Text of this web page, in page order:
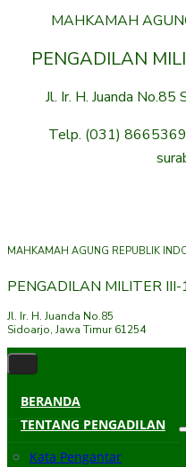
MAHKAMAH
PENGADILAN
Jl. Ir. H. Juanda
Telp. (031)
MAHKAMAH AGUNG REPUBLIK
PENGADILAN MILITER
Jl. Ir. H. Juanda No.85
Sidoarjo, Jawa Timur 61254
BERANDA
TENTANG PENGADILAN
Kata Pengantar